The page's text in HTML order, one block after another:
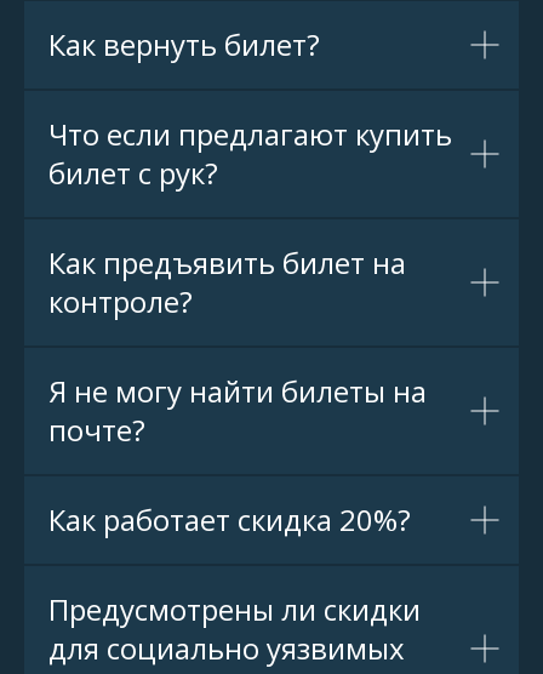
Как вернуть билет?
Что если предлагают купить
билет с рук?
Как предъявить билет на
контроле?
Я не могу найти билеты на
почте?
Как работает скидка 20%?
Предусмотрены ли скидки
для социально уязвимых